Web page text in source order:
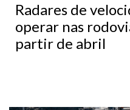
Radares de
operar nas
partir de abril